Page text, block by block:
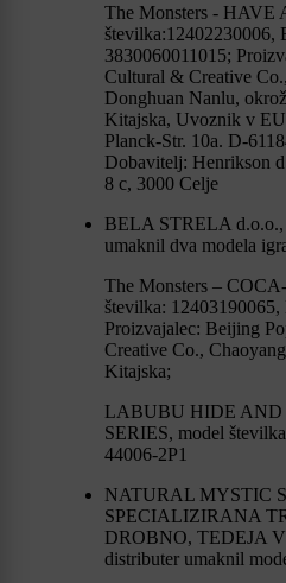
The Monsters - HAVE
številka:12402230006,
3830060011015;
Cultural & Creative
Donghuan Nanlu,
Kitajska, Uvoznik v
Planck-Str. 10a. D-
Dobavitelj: Henrikson
8 c, 3000 Celje
BELA STRELA d.o.o.,
umaknil dva modela
The Monsters –
številka: 12403190065,
Proizvajalec: Beijing
Creative Co.,
Kitajska;
LABUBU HIDE AND
SERIES, model
44006-2P1
NATURAL MYSTIC
SPECIALIZIRANA
DROBNO, TEDEJA
distributer umaknil